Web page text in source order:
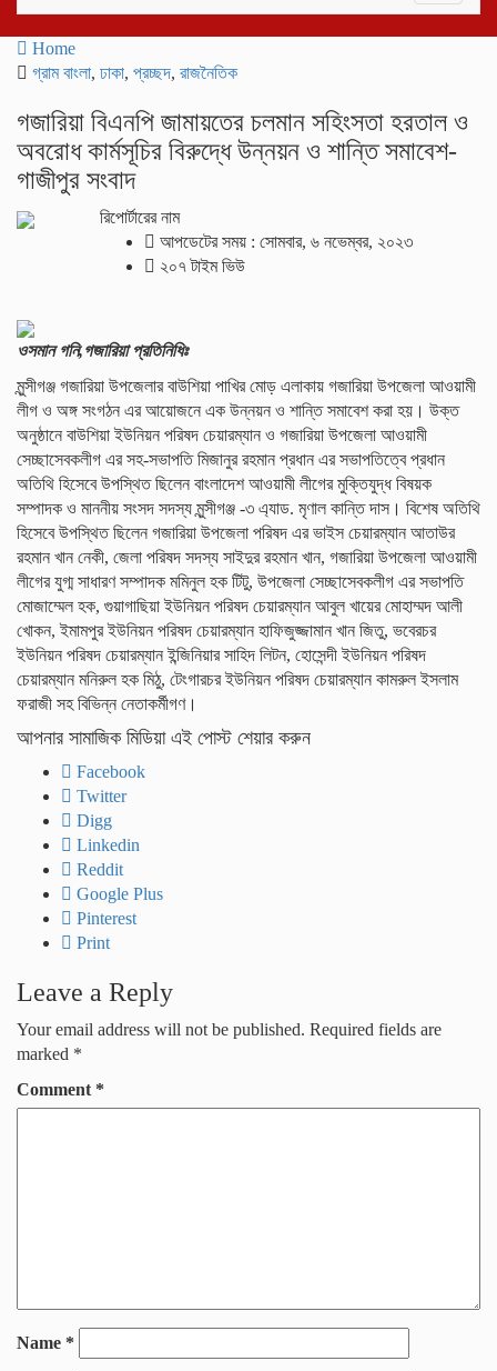
Home
গ্রাম বাংলা, ঢাকা, প্রচ্ছদ, রাজনৈতিক
গজারিয়া বিএনপি জামায়তের চলমান সহিংসতা হরতাল ও
অবরোধ কার্মসূচির বিরুদ্ধে উন্নয়ন ও শান্তি সমাবেশ-
গাজীপুর সংবাদ
রিপোর্টারের নাম
আপডেটের সময় : সোমবার, ৬ নভেম্বর, ২০২৩
২০৭ টাইম ভিউ
ওসমান গনি,গজারিয়া প্রতিনিধিঃ
মুন্সীগঞ্জ গজারিয়া উপজেলার বাউশিয়া পাখির মোড় এলাকায় গজারিয়া উপজেলা আওয়ামী
লীগ ও অঙ্গ সংগঠন এর আয়োজনে এক উন্নয়ন ও শান্তি সমাবেশ করা হয়। উক্ত
অনুষ্ঠানে বাউশিয়া ইউনিয়ন পরিষদ চেয়ারম্যান ও গজারিয়া উপজেলা আওয়ামী
সেচ্ছাসেবকলীগ এর সহ-সভাপতি মিজানুর রহমান প্রধান এর সভাপতিত্বে প্রধান
অতিথি হিসেবে উপস্থিত ছিলেন বাংলাদেশ আওয়ামী লীগের মুক্তিযুদ্ধ বিষয়ক
সম্পাদক ও মাননীয় সংসদ সদস্য মুন্সীগঞ্জ -৩ এ্যাড. মৃণাল কান্তি দাস। বিশেষ অতিথি
হিসেবে উপস্থিত ছিলেন গজারিয়া উপজেলা পরিষদ এর ভাইস চেয়ারম্যান আতাউর
রহমান খান নেকী, জেলা পরিষদ সদস্য সাইদুর রহমান খান, গজারিয়া উপজেলা আওয়ামী
লীগের যুগ্ম সাধারণ সম্পাদক মমিনুল হক টিটু, উপজেলা সেচ্ছাসেবকলীগ এর সভাপতি
মোজাম্মেল হক, গুয়াগাছিয়া ইউনিয়ন পরিষদ চেয়ারম্যান আবুল খায়ের মোহাম্মদ আলী
খোকন, ইমামপুর ইউনিয়ন পরিষদ চেয়ারম্যান হাফিজুজ্জামান খান জিতু, ভবেরচর
ইউনিয়ন পরিষদ চেয়ারম্যান ইন্জিনিয়ার সাহিদ লিটন, হোসেন্দী ইউনিয়ন পরিষদ
চেয়ারম্যান মনিরুল হক মিঠু, টেংগারচর ইউনিয়ন পরিষদ চেয়ারম্যান কামরুল ইসলাম
ফরাজী সহ বিভিন্ন নেতাকর্মীগণ।
আপনার সামাজিক মিডিয়া এই পোস্ট শেয়ার করুন
Facebook
Twitter
Digg
Linkedin
Reddit
Google Plus
Pinterest
Print
Leave a Reply
Your email address will not be published. Required fields are
marked *
Comment *
Name *